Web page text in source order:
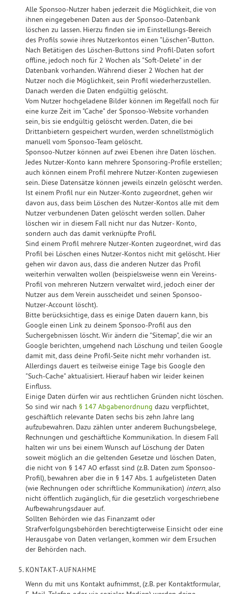
Alle Sponsoo-Nutzer haben jederzeit die Möglichkeit, die von
ihnen eingegebenen Daten aus der Sponsoo-Datenbank
löschen zu lassen. Hierzu finden sie im Einstellungs-Bereich
des Profils sowie ihres Nutzerkontos einen "Löschen"-Button.
Nach Betätigen des Löschen-Buttons sind Profil-Daten sofort
offline, jedoch noch für 2 Wochen als "Soft-Delete" in der
Datenbank vorhanden. Während dieser 2 Wochen hat der
Nutzer noch die Möglichkeit, sein Profil wiederherzustellen.
Danach werden die Daten endgültig gelöscht.
Vom Nutzer hochgeladene Bilder können im Regelfall noch für
eine kurze Zeit im "Cache" der Sponsoo-Website vorhanden
sein, bis sie endgültig gelöscht werden. Daten, die bei
Drittanbietern gespeichert wurden, werden schnellstmöglich
manuell vom Sponsoo-Team gelöscht.
Sponsoo-Nutzer können auf zwei Ebenen ihre Daten löschen.
Jedes Nutzer-Konto kann mehrere Sponsoring-Profile erstellen;
auch können einem Profil mehrere Nutzer-Konten zugewiesen
sein. Diese Datensätze können jeweils einzeln gelöscht werden.
Ist einem Profil nur ein Nutzer-Konto zugeordnet, gehen wir
davon aus, dass beim Löschen des Nutzer-Kontos alle mit dem
Nutzer verbundenen Daten gelöscht werden sollen. Daher
löschen wir in diesem Fall nicht nur das Nutzer- Konto,
sondern auch das damit verknüpfte Profil.
Sind einem Profil mehrere Nutzer-Konten zugeordnet, wird das
Profil bei Löschen eines Nutzer-Kontos nicht mit gelöscht. Hier
gehen wir davon aus, dass die anderen Nutzer das Profil
weiterhin verwalten wollen (beispielsweise wenn ein Vereins-
Profil von mehreren Nutzern verwaltet wird, jedoch einer der
Nutzer aus dem Verein ausscheidet und seinen Sponsoo-
Nutzer-Account löscht).
Bitte berücksichtige, dass es einige Daten dauern kann, bis
Google einen Link zu deinem Sponsoo-Profil aus den
Suchergebnissen löscht. Wir ändern die "Sitemap", die wir an
Google berichten, umgehend nach Löschung und teilen Google
damit mit, dass deine Profil-Seite nicht mehr vorhanden ist.
Allerdings dauert es teilweise einige Tage bis Google den
"Such-Cache" aktualisiert. Hierauf haben wir leider keinen
Einfluss.
Einige Daten dürfen wir aus rechtlichen Gründen nicht löschen.
So sind wir nach § 147 Abgabenordnung dazu verpflichtet,
geschäftlich relevante Daten sechs bis zehn Jahre lang
aufzubewahren. Dazu zählen unter anderem Buchungsbelege,
Rechnungen und geschäftliche Kommunikation. In diesem Fall
halten wir uns bei einem Wunsch auf Löschung der Daten
soweit möglich an die geltenden Gesetze und löschen Daten,
die nicht von § 147 AO erfasst sind (z.B. Daten zum Sponsoo-
Profil), bewahren aber die in § 147 Abs. 1 aufgelisteten Daten
(wie Rechnungen oder schriftliche Kommunikation) intern, also
nicht öffentlich zugänglich, für die gesetzlich vorgeschriebene
Aufbewahrungsdauer auf.
Sollten Behörden wie das Finanzamt oder
Strafverfolgungsbehörden berechtigterweise Einsicht oder eine
Herausgabe von Daten verlangen, kommen wir dem Ersuchen
der Behörden nach.
KONTAKT-AUFNAHME
Wenn du mit uns Kontakt aufnimmst, (z.B. per Kontaktformular,